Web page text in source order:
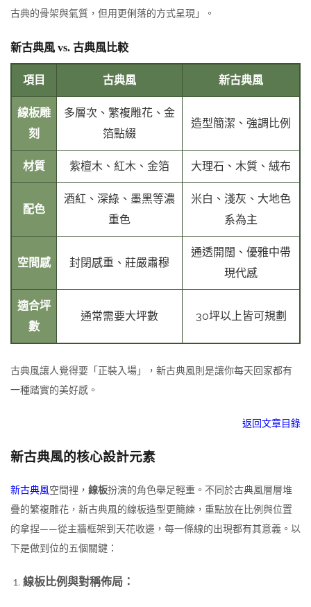
古典的骨架與氣質，但用更俐落的方式呈現」。
新古典風 vs. 古典風比較
項目 古典風 新古典風
線板雕
刻
多層次、繁複雕花、金
箔點綴
造型簡潔、強調比例
材質 紫檀木、紅木、金箔 大理石、木質、絨布
配色
酒紅、深綠、墨黑等濃
重色
米白、淺灰、大地色
系為主
空間感 封閉感重、莊嚴肅穆
通透開闊、優雅中帶
現代感
適合坪
數
通常需要大坪數 30坪以上皆可規劃
古典風讓人覺得要「正裝入場」，新古典風則是讓你每天回家都有
一種踏實的美好感。
返回文章目錄
新古典風的核心設計元素
新古典風空間裡， 線板扮演的角色舉足輕重。不同於古典風層層堆
疊的繁複雕花，新古典風的線板造型更簡練，重點放在比例與位置
的拿捏——從主牆框架到天花收邊，每一條線的出現都有其意義。以
下是做到位的五個關鍵：
線板比例與對稱佈局：